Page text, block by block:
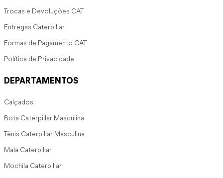
Trocas e Devoluções CAT
Entregas Caterpillar
Formas de Pagamento CAT
Política de Privacidade
DEPARTAMENTOS
Calçados
Bota Caterpillar Masculina
Tênis Caterpillar Masculina
Mala Caterpillar
Mochila Caterpillar